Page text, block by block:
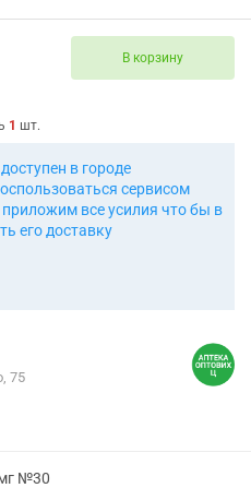
В корзину
1 шт.
в городе
сервисом
все усилия что бы в
его доставку
75
№30